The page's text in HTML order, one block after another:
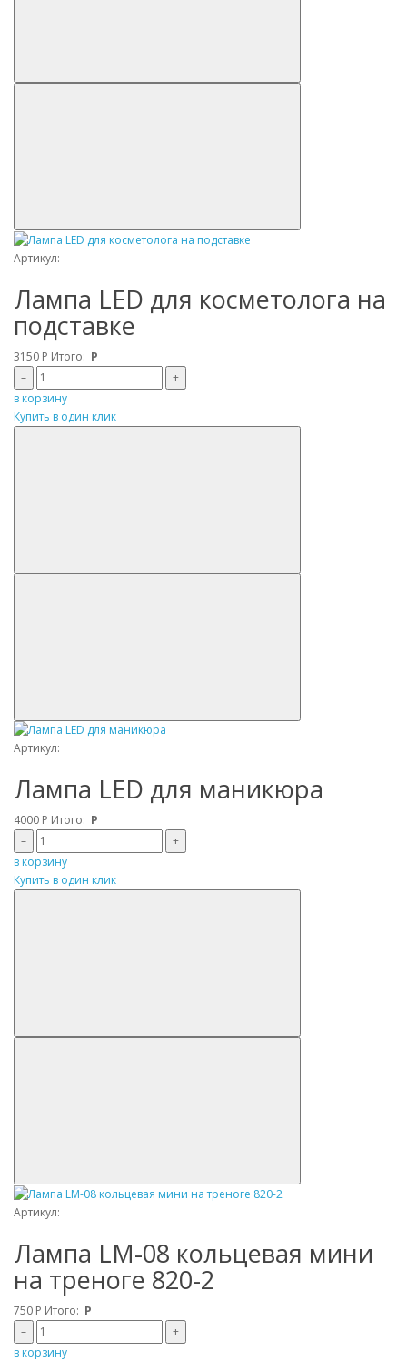
Артикул:
Лампа LED для косметолога на
подставке
3150 Р Итого: Р
–
+
в корзину
Купить в один клик
Артикул:
Лампа LED для маникюра
4000 Р Итого: Р
–
+
в корзину
Купить в один клик
Артикул:
Лампа LM-08 кольцевая мини
на треноге 820-2
750 Р Итого: Р
–
+
в корзину